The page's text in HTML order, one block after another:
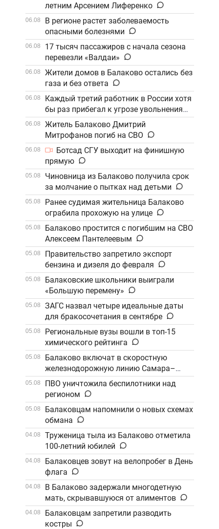
летним Арсением Лиференко
06.08
В регионе растет заболеваемость
опасными болезнями
06.08
17 тысяч пассажиров с начала сезона
перевезли «Валдаи»
06.08
Жители домов в Балаково остались без
газа и без ответа
06.08
Каждый третий работник в России хотя
бы раз прибегал к угрозе увольнения
06.08
Житель Балаково Дмитрий
Митрофанов погиб на СВО
06.08
Ботсад СГУ выходит на финишную
прямую
05.08
Чиновница из Балаково получила срок
за молчание о пытках над детьми
05.08
Ранее судимая жительница Балаково
ограбила прохожую на улице
05.08
Балаково простится с погибшим на СВО
Алексеем Пантелеевым
05.08
Правительство запретило экспорт
бензина и дизеля до февраля
05.08
Балаковские школьники выиграли
«Большую перемену»
05.08
ЗАГС назвал четыре идеальные даты
для бракосочетания в сентябре
05.08
Региональные вузы вошли в топ-15
химического рейтинга
05.08
Балаково включат в скоростную
железнодорожную линию Самара–
Саратов
05.08
ПВО уничтожила беспилотники над
регионом
05.08
Балаковцам напомнили о новых схемах
обмана
04.08
Труженица тыла из Балаково отметила
100-летний юбилей
04.08
Балаковцев зовут на велопробег в День
флага
04.08
В Балаково задержали многодетную
мать, скрывавшуюся от алиментов
04.08
Балаковцам запретили разводить
костры